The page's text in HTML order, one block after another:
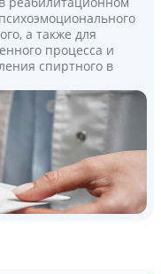
а также для
процесса и
спиртного в